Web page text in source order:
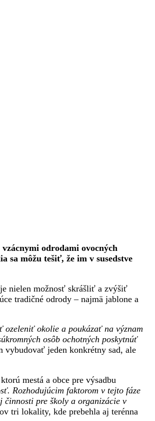
odrodami ovocných
sa môžu tešiť, že im v susedstve
nielen možnosť skrášliť a zvýšiť
tradičné odrody – najmä jablone a
ozeleniť okolie a poukázať na význam
osôb ochotných poskytnúť
vybudovať jeden konkrétny sad, ale
mestá a obce pre výsadbu
Rozhodujúcim faktorom v tejto fáze
činnosti pre školy a organizácie v
tri lokality, kde prebehla aj terénna